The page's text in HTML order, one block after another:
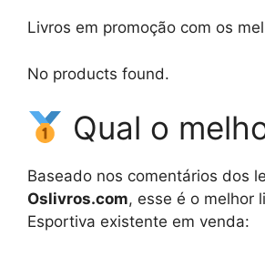
Livros em promoção com os
No products found.
Qual o
Baseado nos comentários dos
Oslivros.com, esse é o melhor
Esportiva existente em venda: